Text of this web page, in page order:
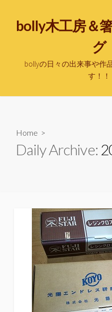
bolly木工房＆
グ
bollyの日々の出来事や作
す！！
Home >
Daily Archive: